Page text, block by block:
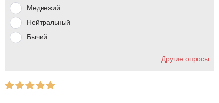
Медвежий
Нейтральный
Бычий
Другие опросы